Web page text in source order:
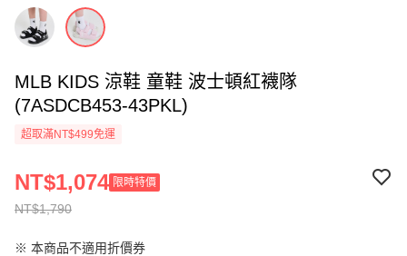
MLB KIDS 涼鞋 童鞋 波士頓紅襪隊
(7ASDCB453-43PKL)
超取滿NT$499免運
NT$1,790
NT$1,074 限時特價
※ 本商品不適用折價券